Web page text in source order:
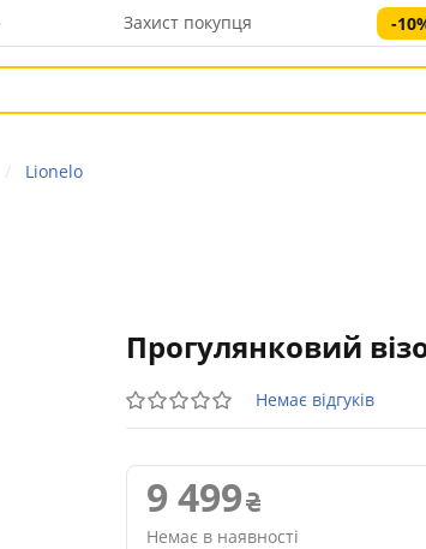
Захист покупця -
Lionelo
Прогулянковий
Немає відгуків
9 499
Немає в наявності